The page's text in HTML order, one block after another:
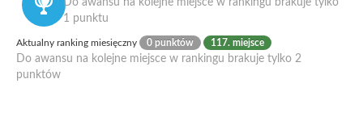
Do awansu na kolejne miejsce w rankingu brakuje tylko
1 punktu
Aktualny ranking miesięczny 0 punktów 117. miejsce
Do awansu na kolejne miejsce w rankingu brakuje tylko 2
punktów